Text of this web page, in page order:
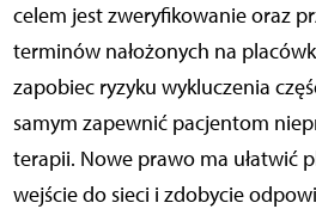
celem jest zweryfikowanie oraz
terminów nałożonych na
zapobiec ryzyku wykluczenia
samym zapewnić pacjentom
terapii. Nowe prawo ma ułatwić
wejście do sieci i zdobycie